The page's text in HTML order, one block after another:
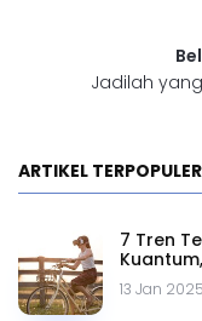
Jadilah
ARTIKEL TERPOPULER
7 Tren
13 Jan 2025